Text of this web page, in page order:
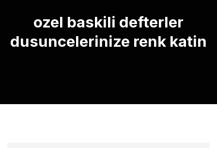
ozel baskili defterler
dusuncelerinize renk katin